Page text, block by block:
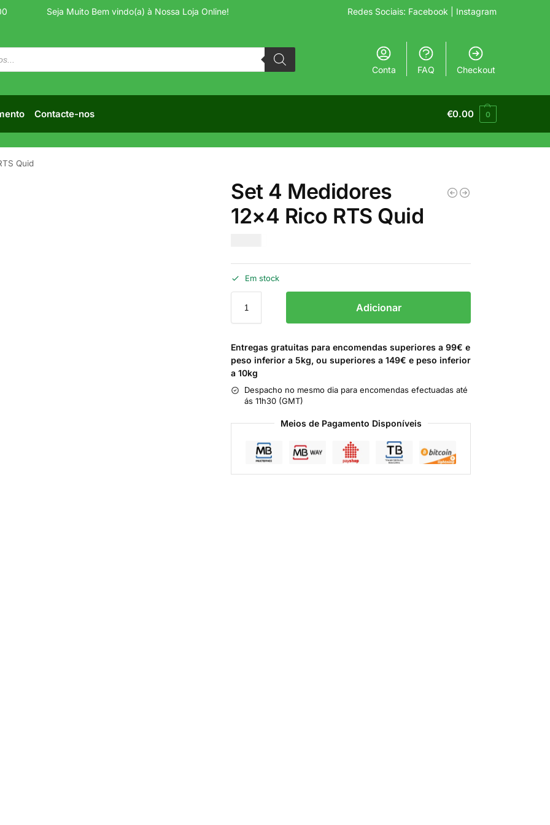
Seja Muito Bem vindo(a) à Nossa Loja Online! Redes Sociais: Facebook | Instagram
Conta FAQ Checkout
Contacte-nos €0.00 0
Quid
Set 4 Medidores
12×4 Rico RTS Quid
Em stock
Adicionar
Entregas gratuitas para encomendas superiores a 99€ e
peso inferior a 5kg, ou superiores a 149€ e peso inferior
a 10kg
Despacho no mesmo dia para encomendas efectuadas até
ás 11h30 (GMT)
Meios de Pagamento Disponíveis